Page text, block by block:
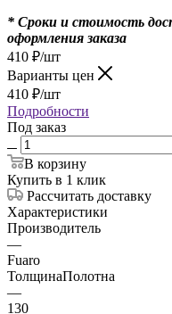
* Сроки и стоимость
оформления заказа
410 ₽/шт
Варианты цен
410 ₽/шт
Подробности
Под заказ
В корзину
Купить в 1 клик
Рассчитать доставку
Характеристики
Производитель
—
Fuaro
ТолщинаПолотна
—
130